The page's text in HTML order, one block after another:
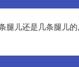
腿儿还是几条腿儿